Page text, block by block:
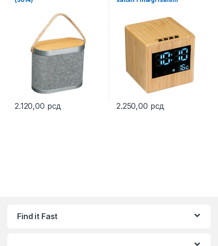
2.120,00 рсд
This product has multiple variants. The options may be chosen
2.250,00 рсд
This product has multiple
Find it Fast